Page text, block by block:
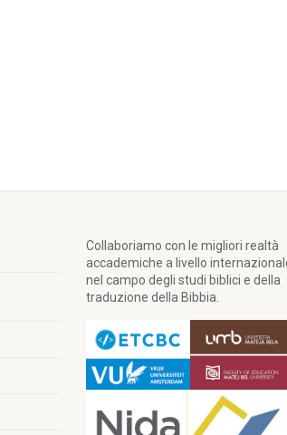
Collaboriamo con le migliori realtà
accademiche a livello
nel campo degli studi biblici e della
traduzione della Bibbia.